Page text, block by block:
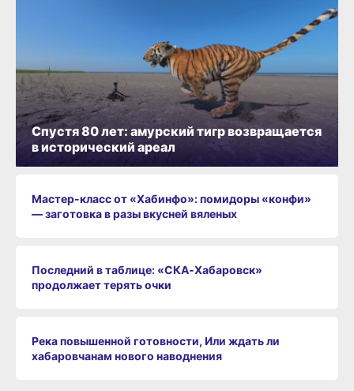
Мастер-класс от «Хабинфо»: помидоры «конфи»
— заготовка в разы вкусней вяленых
Последний в таблице: «СКА‑Хабаровск»
продолжает терять очки
Река повышенной готовности, Или ждать ли
хабаровчанам нового наводнения
Спустя 80 лет: амурский тигр возвращается
в исторический ареал